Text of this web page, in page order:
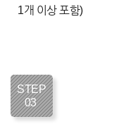
1개 이상 포함)
STEP
03